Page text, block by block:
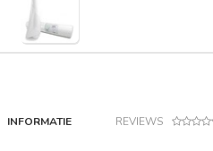
INFORMATIE REVIEWS